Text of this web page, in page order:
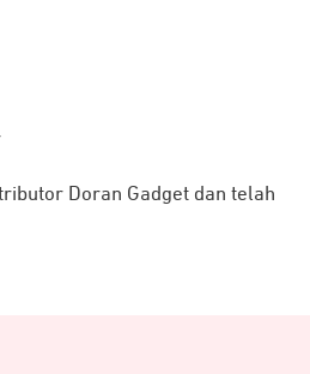
Doran Gadget dan telah